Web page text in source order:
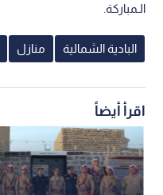
الـمباركة.
البادية الشمالية منازل
اقرأ أيضاً